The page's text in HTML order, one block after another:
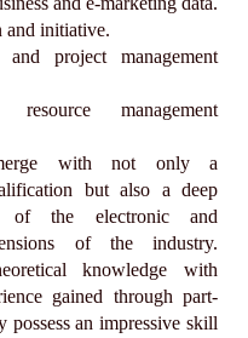
and initiative.
project management
management
with not only a
but also a deep
of the electronic and
of the industry.
knowledge with
gained through part-
possess an impressive skill